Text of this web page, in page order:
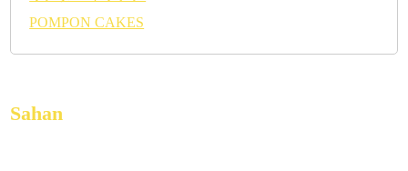
POMPON CAKES
Sahan